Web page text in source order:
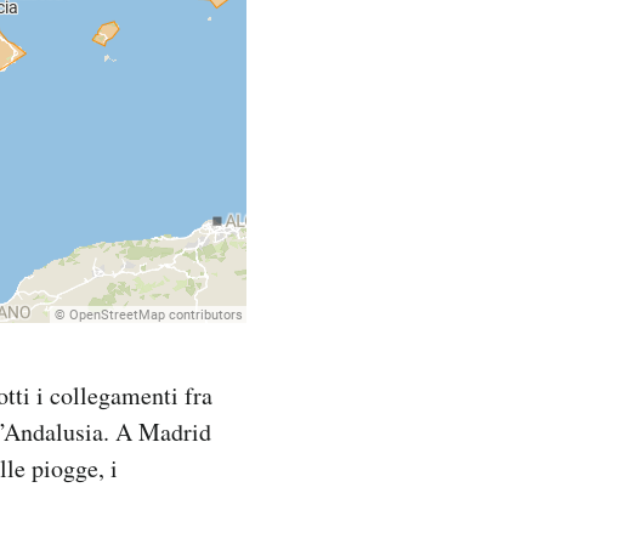
i collegamenti fra
A Madrid
piogge, i